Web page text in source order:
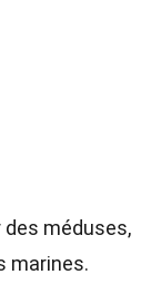
méduses,
marines.